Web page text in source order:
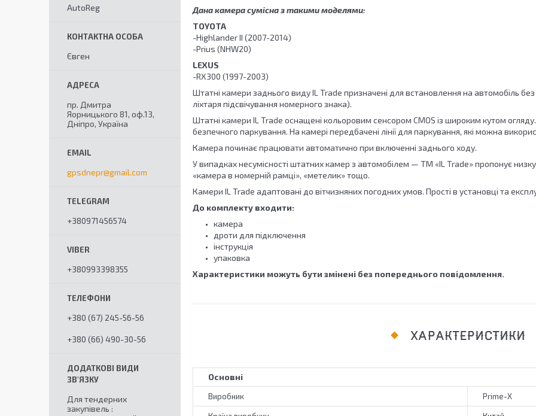
Дана камера сумісна з такими моделями:
TOYOTA
-Highlander II (2007-2014)
-Prius (NHW20)
LEXUS
-RX300 (1997-2003)
Штатні камери заднього виду IL Trade призначені для встановлення на автомобіль
ліхтаря підсвічування номерного знака).
Штатні камери IL Trade оснащені кольоровим сенсором CMOS із широким кутом
безпечного паркування. На камері передбачені лінії для паркування, які можна
Камера починає працювати автоматично при включенні заднього ходу.
У випадках несумісності штатних камер з автомобілем — TM «IL Trade» пропонує
«камера в номерній рамці», «метелик» тощо.
Камери IL Trade адаптовані до вітчизняних погодних умов. Прості в установці та
До комплекту входити:
камера
дроти для підключення
інструкція
упаковка
Характеристики можуть бути змінені без попереднього повідомлення.
ХАРАКТЕРИСТИКИ
Основні
Виробник Prime-X
AutoReg
Євген
пр. Дмитра
Яорницького 81, оф.13,
Дніпро, Україна
gpsdnepr@gmail.com
+380971456574
+380993398355
+380 (67) 245-56-56
+380 (66) 490-30-56
Для тендерних
закупівель